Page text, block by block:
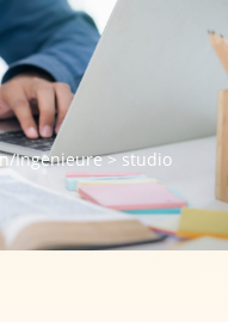
Ingenieure>studio